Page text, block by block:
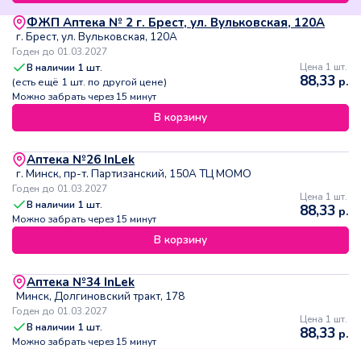
ФЖП Аптека № 2 г. Брест, ул. Вульковская, 120А
г. Брест, ул. Вульковская, 120А
Годен до 01.03.2027
В наличии 1 шт.
(есть ещё 1 шт. по другой цене)
Можно забрать через 15 минут
Цена 1 шт.
88,33 р.
В корзину
Аптека №26 InLek
г. Минск, пр-т. Партизанский, 150А ТЦ МОМО
Годен до 01.03.2027
В наличии 1 шт.
Можно забрать через 15 минут
Цена 1 шт.
88,33 р.
В корзину
Аптека №34 InLek
Минск, Долгиновский тракт, 178
Годен до 01.03.2027
В наличии 1 шт.
Можно забрать через 15 минут
Цена 1 шт.
88,33 р.